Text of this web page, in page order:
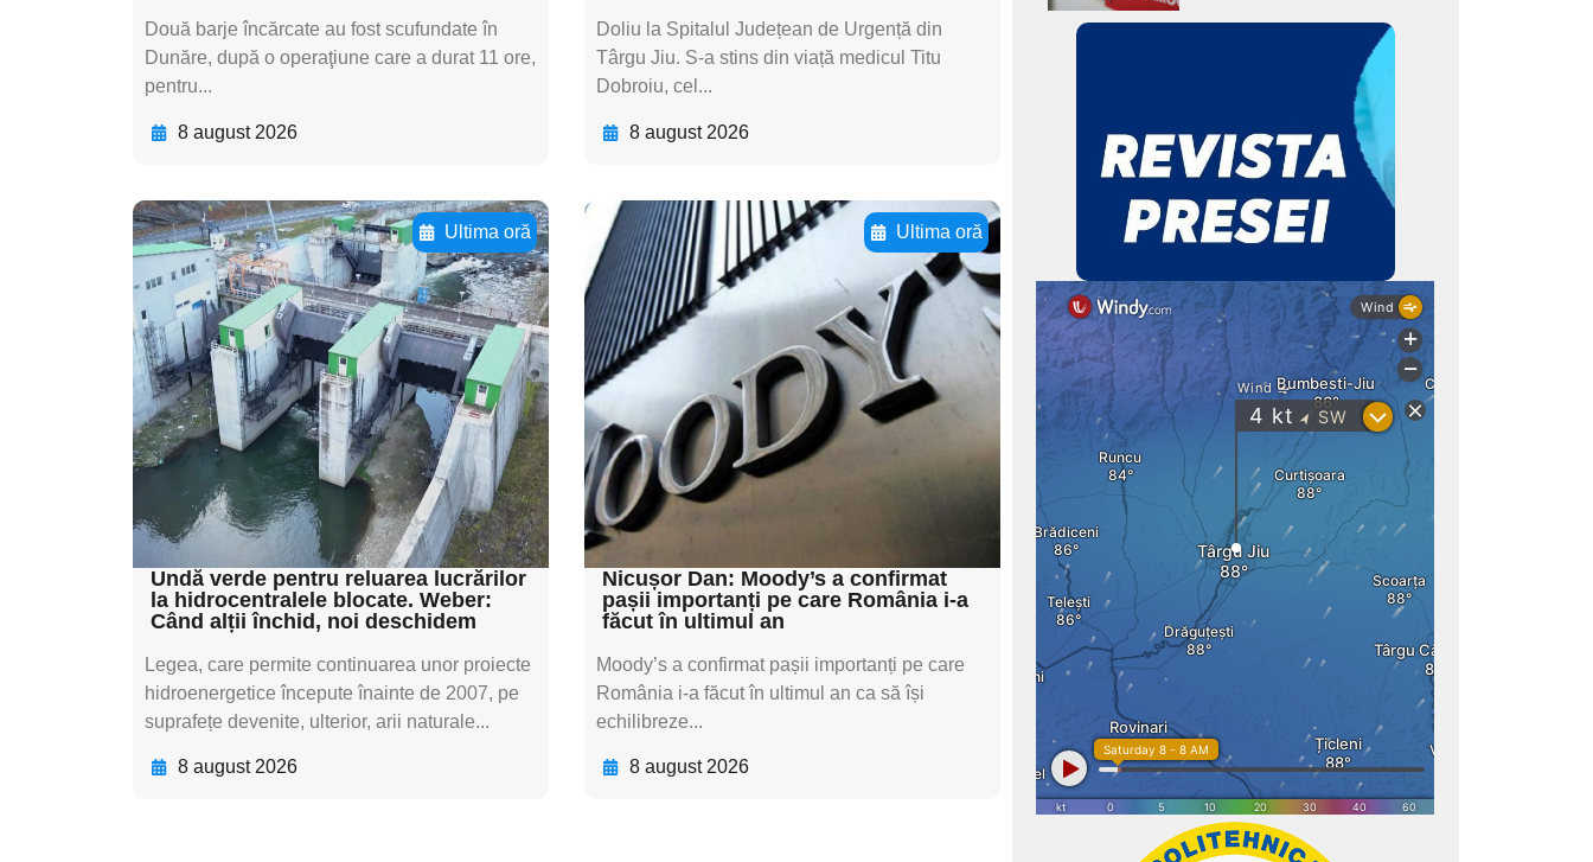
Două barje încărcate au fost scufundate în
Dunăre, după o operaţiune care a durat 11 ore,
pentru...
8 august 2026
Doliu la Spitalul Județean de Urgență din
Târgu Jiu. S-a stins din viață medicul Titu
Dobroiu, cel...
8 august 2026
Ultima oră
Adaugă aici textul
pentru
subtitluAdaugă aici
textul pentru
subtitluAdaugă aici
textul pentru
subtitluAdaugă aici
textul pentru subti
Undă verde pentru reluarea lucrărilor
la hidrocentralele blocate. Weber:
Când alții închid, noi deschidem
Legea, care permite continuarea unor proiecte
hidroenergetice începute înainte de 2007, pe
suprafețe devenite, ulterior, arii naturale...
8 august 2026
Ultima oră
Adaugă aici textul
pentru
subtitluAdaugă aici
textul pentru
subtitluAdaugă aici
textul pentru
subtitluAdaugă aici
textul pentru subti
Nicușor Dan: Moody’s a confirmat
pașii importanți pe care România i-a
făcut în ultimul an
Moody’s a confirmat pașii importanți pe care
România i-a făcut în ultimul an ca să își
echilibreze...
8 august 2026